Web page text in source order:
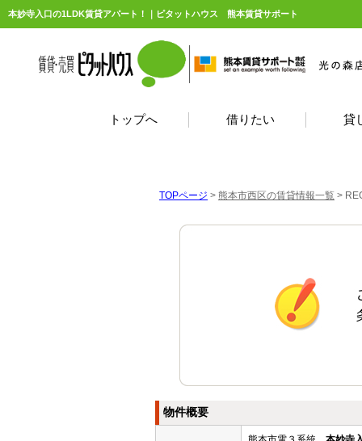
本妙寺入口の1LDK賃貸アパート！｜ピタットハウス 熊本賃貸サポート
トップへ 借りたい 貸
TOPページ > 熊本市西区の賃貸情報一覧 >
物件概要